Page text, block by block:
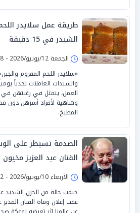
طريقة عمل سلايدر
الشيدر في 15 دقيقة
الجمعة 12/يونيو/2026 - 10:58 م
«سلايدر اللحم المفروم
والسيدات العاملات تحدياً
العمل، يتمثل في رغبتهن
وشاهية لأفراد أسرهن دون
المطبخ.
الصدمة تسيطر على
الفنان عبد العزيز مخيون
الأربعاء 10/يونيو/2026 - 06:02 م
خيمت حالة من الحزن الشديد
عقب إعلان وفاة الفنان